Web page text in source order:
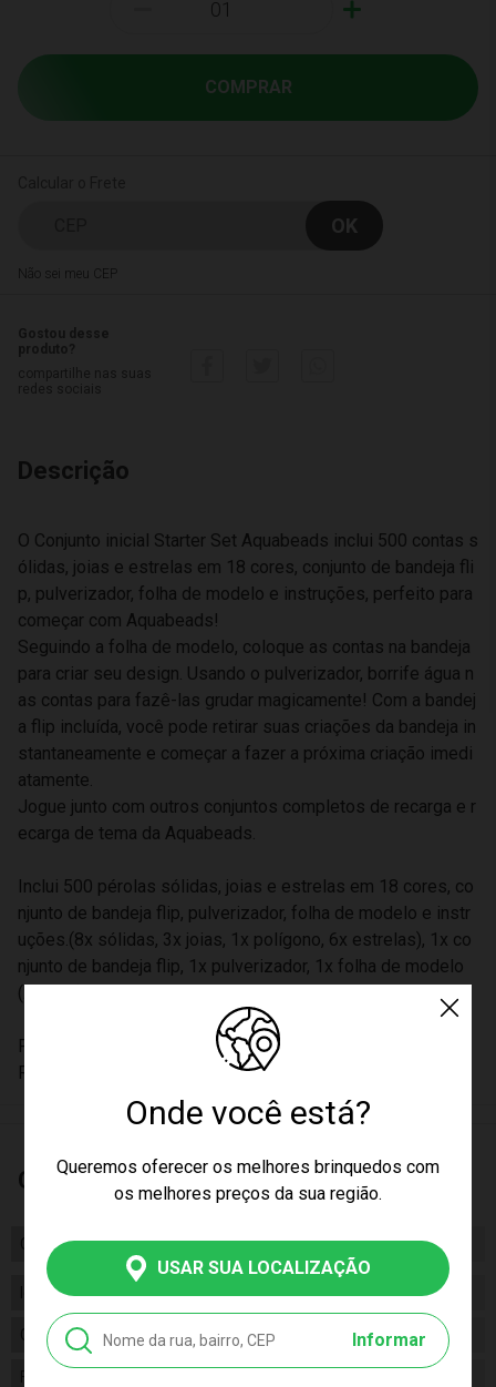
Onde você está?
Queremos oferecer os melhores brinquedos com
os melhores preços da sua região.
USAR SUA LOCALIZAÇÃO
Informar
+
COMPRAR
Não sei meu CEP
Descrição
O Conjunto inicial Starter Set Aquabeads inclui 500 contas s
ólidas, joias e estrelas em 18 cores, conjunto de bandeja fli
p, pulverizador, folha de modelo e instruções, perfeito para
começar com Aquabeads!
Seguindo a folha de modelo, coloque as contas na bandeja
para criar seu design. Usando o pulverizador, borrife água n
as contas para fazê-las grudar magicamente! Com a bandej
a flip incluída, você pode retirar suas criações da bandeja in
stantaneamente e começar a fazer a próxima criação imedi
atamente.
Jogue junto com outros conjuntos completos de recarga e r
ecarga de tema da Aquabeads.
Inclui 500 pérolas sólidas, joias e estrelas em 18 cores, co
njunto de bandeja flip, pulverizador, folha de modelo e instr
uções.(8x sólidas, 3x joias, 1x polígono, 6x estrelas), 1x co
njunto de bandeja flip, 1x pulverizador, 1x folha de modelo
(2 tipos), manual de instruções
Para crianças a partir de 4 anos.
Registro: 004529/2019 OCP0161
Características
Certificado/ Selo Inmetro Registro: 004529/2019 OCP0161
Idade 04+
Gênero Unissex
Fabricante